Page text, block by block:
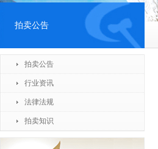
拍卖公告
拍卖公告
行业资讯
法律法规
拍卖知识